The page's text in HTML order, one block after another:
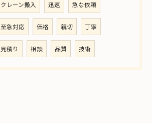
クレーン搬入 迅速 急な依頼
至急対応 価格 親切 丁寧
見積り 相談 品質 技術